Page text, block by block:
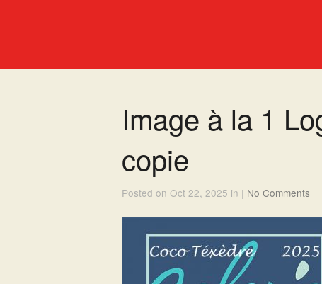
Image à la 1
copie
Posted on Oct 22, 2025 in | No Comments